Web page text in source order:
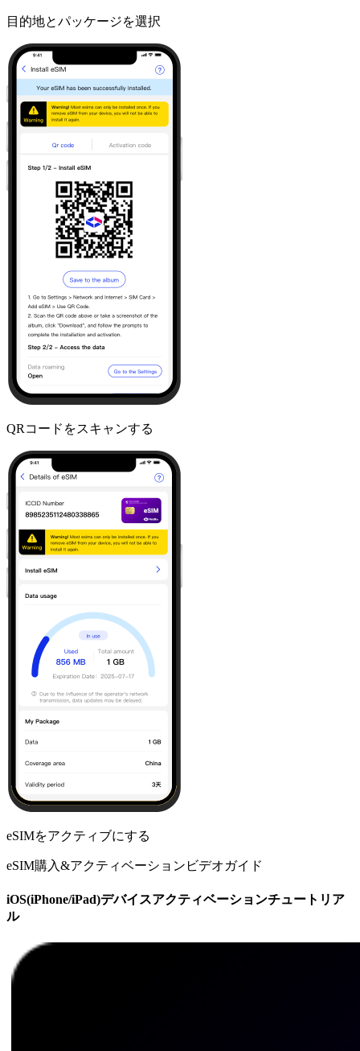
目的地とパッケージを選択
QRコードをスキャンする
eSIMをアクティブにする
eSIM購入&アクティベーションビデオガイド
iOS(iPhone/iPad)デバイスアクティベーションチュートリア
ル